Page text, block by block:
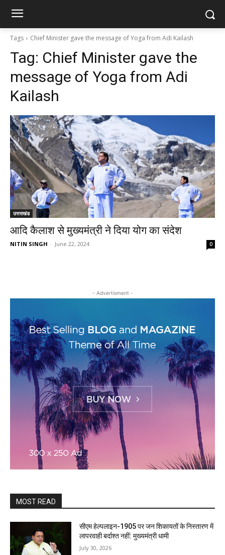
Tags Chief Minister gave the message of Yoga from Adi Kailash
Tag: Chief Minister gave the
message of Yoga from Adi
Kailash
उत्तराखंड
आदि कैलाश से मुख्यमंत्री ने दिया योग का संदेश
NITIN SINGH - June 22, 2024 0
- Advertisment -
MOST READ
सीएम हेल्पलाइन-1905 पर जन शिकायतों के निस्तारण में
लापरवाही बर्दाश्त नहीं: मुख्यमंत्री धामी
July 30, 2026